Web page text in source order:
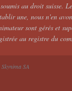
au droit suisse.
une, nous n'en
sont gérés et
au registre du
Skynima SA